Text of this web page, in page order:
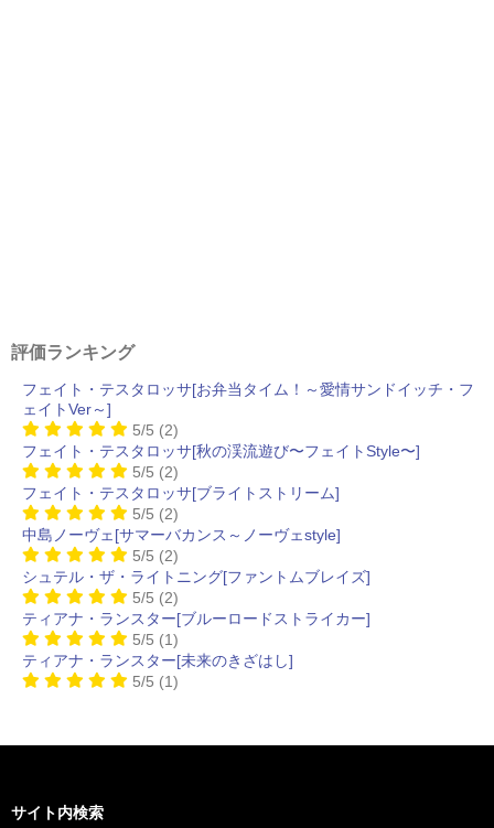
評価ランキング
フェイト・テスタロッサ[お弁当タイム！～愛情サンドイッチ・フ
ェイトVer～]
5/5 (2)
フェイト・テスタロッサ[秋の渓流遊び〜フェイトStyle〜]
5/5 (2)
フェイト・テスタロッサ[ブライトストリーム]
5/5 (2)
中島ノーヴェ[サマーバカンス～ノーヴェstyle]
5/5 (2)
シュテル・ザ・ライトニング[ファントムブレイズ]
5/5 (2)
ティアナ・ランスター[ブルーロードストライカー]
5/5 (1)
ティアナ・ランスター[未来のきざはし]
5/5 (1)
サイト内検索